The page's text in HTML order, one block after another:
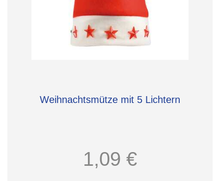
Weihnachtsmütze mit 5 Lichtern
1,09 €